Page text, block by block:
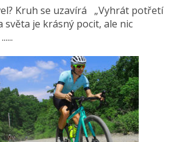
Kruh se uzavírá „Vyhrát potřetí
je krásný pocit, ale nic